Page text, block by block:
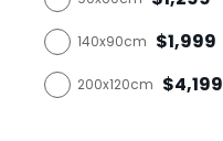
140x90cm $1,999
200x120cm $4,199